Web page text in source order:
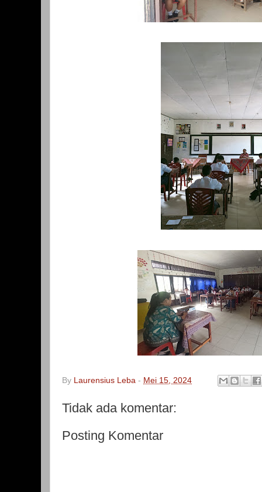
By Laurensius Leba - Mei 15, 2024
Tidak ada komentar:
Posting Komentar